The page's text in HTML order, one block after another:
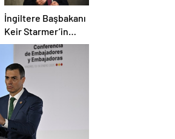
İngiltere Başbakanı
Keir Starmer’in
evinde yangın çıktı